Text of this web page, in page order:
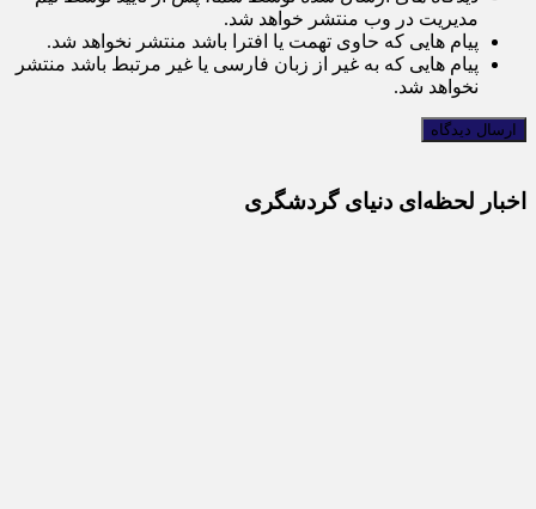
مدیریت در وب منتشر خواهد شد.
پیام هایی که حاوی تهمت یا افترا باشد منتشر نخواهد شد.
پیام هایی که به غیر از زبان فارسی یا غیر مرتبط باشد منتشر
نخواهد شد.
اخبار لحظه‌ای دنیای گردشگری